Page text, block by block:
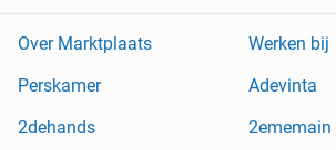
Over Marktplaats
Werken bij
Perskamer
Adevinta
2dehands
2ememain